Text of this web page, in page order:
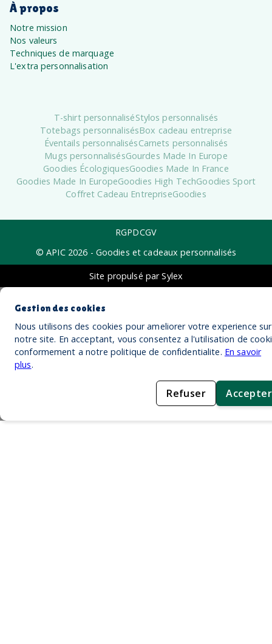
À propos
Notre mission
Nos valeurs
Techniques de marquage
L'extra personnalisation
T-shirt personnaliséStylos personnalisés
Totebags personnalisésBox cadeau entreprise
Éventails personnalisésCarnets personnalisés
Mugs personnalisésGourdes Made In Europe
Goodies ÉcologiquesGoodies Made In France
Goodies Made In EuropeGoodies High TechGoodies Sport
Coffret Cadeau EntrepriseGoodies
RGPDCGV
© APIC 2026 - Goodies et cadeaux personnalisés
Site propulsé par Sylex
Gestion des cookies
Nous utilisons des cookies pour ameliorer votre experience sur
notre site. En acceptant, vous consentez a l'utilisation de
conformement a notre politique de confidentialite. En savoir
plus.
Refuser Accepter